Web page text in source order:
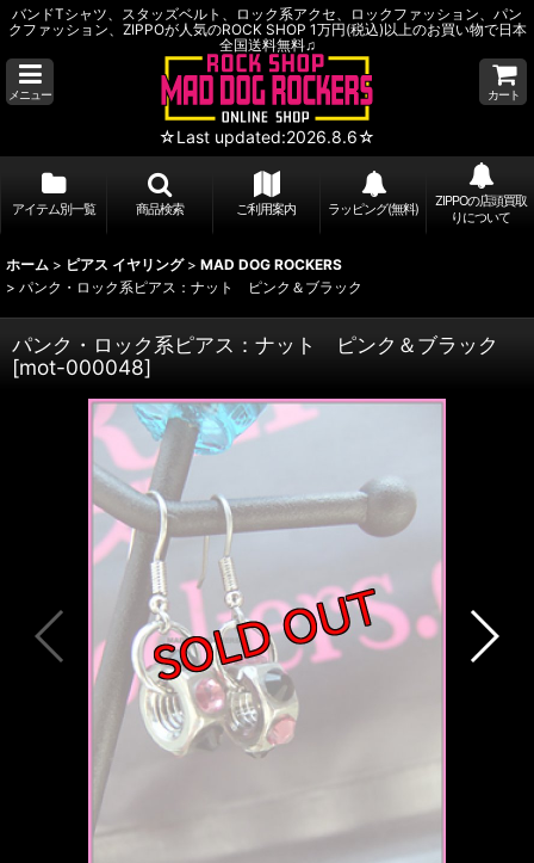
バンドTシャツ、スタッズベルト、ロック系アクセ、ロックファッション、パン
クファッション、ZIPPOが人気のROCK SHOP 1万円(税込)以上のお買い物で日本
全国送料無料♫
メニュー
☆Last updated:2026.8.6☆
カート
アイテム別一覧 商品検索 ご利用案内 ラッピング(無料)
ZIPPOの店頭買取
りについて
ホーム > ピアス イヤリング > MAD DOG ROCKERS
> パンク・ロック系ピアス：ナット ピンク＆ブラック
パンク・ロック系ピアス：ナット ピンク＆ブラック
[mot-000048]